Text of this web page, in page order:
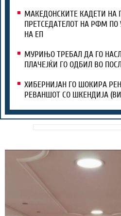
МАКЕДОНСКИТЕ КАДЕТИ НА
ПРЕТСЕДАТЕЛОТ НА РФМ ПО
НА ЕП
МУРИЊО ТРЕБАЛ ДА ГО
ПЛАЧЕЈЌИ ГО ОДБИЛ ВО
ХИБЕРНИЈАН ГО ШОКИРА
РЕВАНШОТ СО ШКЕНДИЈА